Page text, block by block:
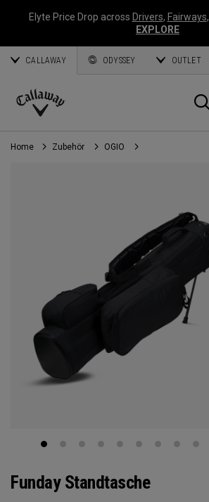
Elyte Price Drop across Drivers, Fairways,
EXPLORE
CALLAWAY ODYSSEY OUTLET
Callaway
Golf
Home Zubehör OGIO
Funday Standtasche